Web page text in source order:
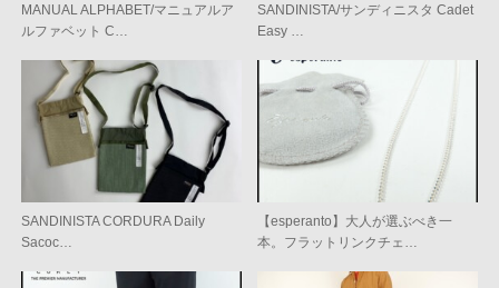
MANUAL ALPHABET/マニュアルア
ルファベット C…
SANDINISTA/サンディニスタ Cadet
Easy …
SANDINISTA CORDURA Daily
Sacoc…
【esperanto】大人が選ぶべき一
本。フラットリンクチェ…